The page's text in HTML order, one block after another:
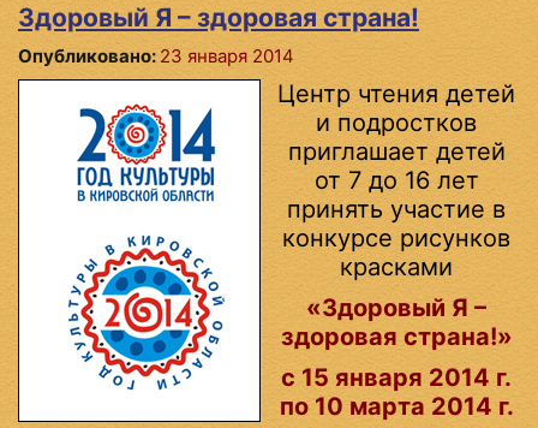
Здоровый Я – здоровая страна!
Опубликовано: 23 января 2014
Центр чтения детей
и подростков
приглашает детей
от 7 до 16 лет
принять участие в
конкурсе рисунков
красками
«Здоровый Я –
здоровая страна!»
с 15 января 2014 г.
по 10 марта 2014 г.